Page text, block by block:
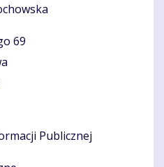
69
Publicznej